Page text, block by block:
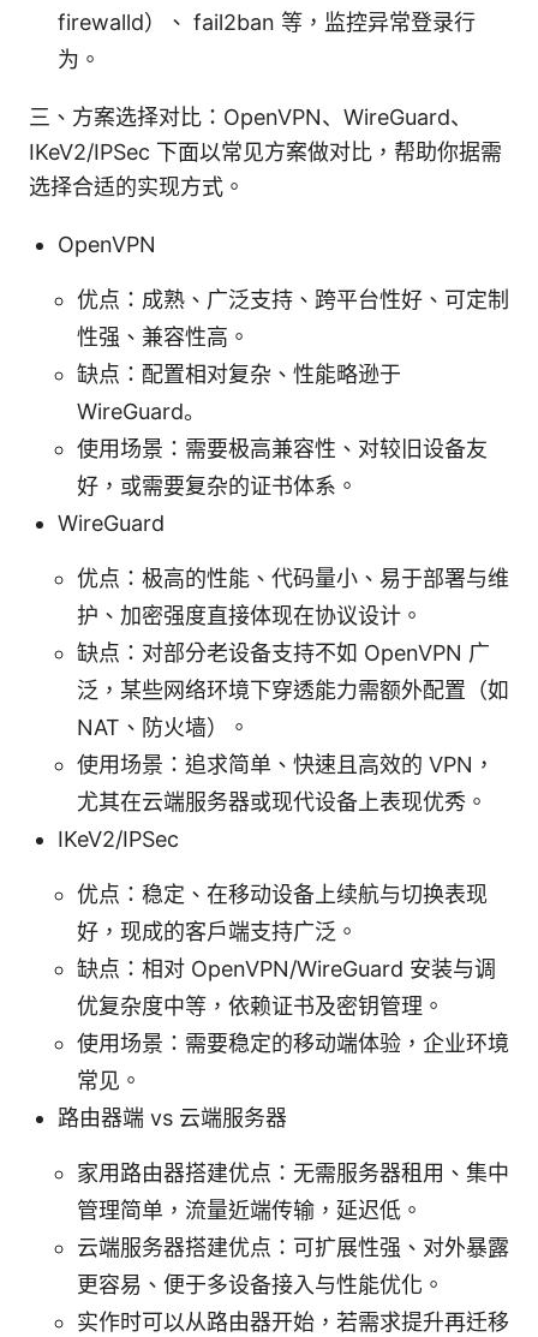
firewalld）、 fail2ban 等，监控异常登录行
为。
三、方案选择对比：OpenVPN、WireGuard、
IKeV2/IPSec 下面以常见方案做对比，帮助你据需
选择合适的实现方式。
OpenVPN
优点：成熟、广泛支持、跨平台性好、可定制
性强、兼容性高。
缺点：配置相对复杂、性能略逊于
WireGuard。
使用场景：需要极高兼容性、对较旧设备友
好，或需要复杂的证书体系。
WireGuard
优点：极高的性能、代码量小、易于部署与维
护、加密强度直接体现在协议设计。
缺点：对部分老设备支持不如 OpenVPN 广
泛，某些网络环境下穿透能力需额外配置（如
NAT、防火墙）。
使用场景：追求简单、快速且高效的 VPN，
尤其在云端服务器或现代设备上表现优秀。
IKeV2/IPSec
优点：稳定、在移动设备上续航与切换表现
好，现成的客户端支持广泛。
缺点：相对 OpenVPN/WireGuard 安装与调
优复杂度中等，依赖证书及密钥管理。
使用场景：需要稳定的移动端体验，企业环境
常见。
路由器端 vs 云端服务器
家用路由器搭建优点：无需服务器租用、集中
管理简单，流量近端传输，延迟低。
云端服务器搭建优点：可扩展性强、对外暴露
更容易、便于多设备接入与性能优化。
实作时可以从路由器开始，若需求提升再迁移